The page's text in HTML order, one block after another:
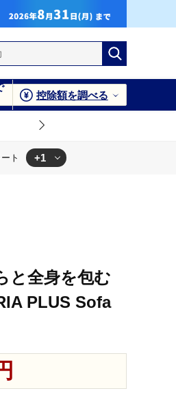
控除額を調べる
ト +1
と全身を包む
PLUS Sofa